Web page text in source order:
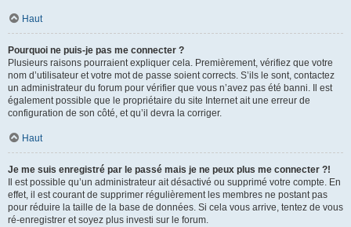
Haut
Pourquoi ne puis-je pas me connecter ?
Plusieurs raisons pourraient expliquer cela. Premièrement, vérifiez que votre
nom d’utilisateur et votre mot de passe soient corrects. S’ils le sont, contactez
un administrateur du forum pour vérifier que vous n’avez pas été banni. Il est
également possible que le propriétaire du site Internet ait une erreur de
configuration de son côté, et qu’il devra la corriger.
Haut
Je me suis enregistré par le passé mais je ne peux plus me connecter ?!
Il est possible qu’un administrateur ait désactivé ou supprimé votre compte. En
effet, il est courant de supprimer régulièrement les membres ne postant pas
pour réduire la taille de la base de données. Si cela vous arrive, tentez de vous
ré-enregistrer et soyez plus investi sur le forum.